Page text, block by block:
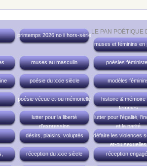
LE PAN POÉTIQUE
printemps 2026 no ii hors-série
muses et féminins en
muses au masculin poésies
poésie du xxie siècle modèles
poésie vécue et-ou mémorielle
histoire & mémoire
femmes
lutter pour la liberté
d'expression
lutter pour l'égalité,
et la parité
désirs, plaisirs, voluptés
défaire les violences
et-ou sexuelles
réception du xxie siècle réception